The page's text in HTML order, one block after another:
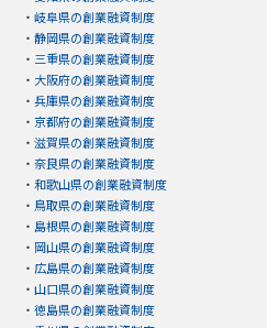
・ 岐阜県の創業融資制度
・ 静岡県の創業融資制度
・ 三重県の創業融資制度
・ 大阪府の創業融資制度
・ 兵庫県の創業融資制度
・ 京都府の創業融資制度
・ 滋賀県の創業融資制度
・ 奈良県の創業融資制度
・ 和歌山県の創業融資制度
・ 鳥取県の創業融資制度
・ 島根県の創業融資制度
・ 岡山県の創業融資制度
・ 広島県の創業融資制度
・ 山口県の創業融資制度
・ 徳島県の創業融資制度